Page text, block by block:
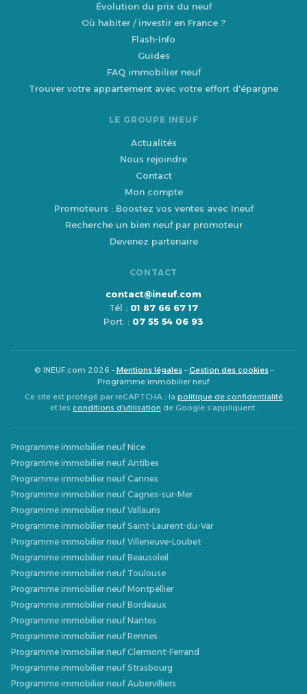
Évolution du prix du neuf
Où habiter / investir en France ?
Flash-Info
Guides
FAQ immobilier neuf
Trouver votre appartement avec votre effort d'épargne
LE GROUPE INEUF
Actualités
Nous rejoindre
Contact
Mon compte
Promoteurs : Boostez vos ventes avec Ineuf
Recherche un bien neuf par promoteur
Devenez partenaire
CONTACT
contact@ineuf.com
Tél : 01 87 66 67 17
Port. : 07 55 54 06 93
© INEUF.com 2026 –Mentions légales–Gestion des cookies–
Programme immobilier neuf
Ce site est protégé par reCAPTCHA : la politique de confidentialité
et les conditions d’utilisation de Google s’appliquent.
Programme immobilier neuf Nice
Programme immobilier neuf Antibes
Programme immobilier neuf Cannes
Programme immobilier neuf Cagnes-sur-Mer
Programme immobilier neuf Vallauris
Programme immobilier neuf Saint-Laurent-du-Var
Programme immobilier neuf Villeneuve-Loubet
Programme immobilier neuf Beausoleil
Programme immobilier neuf Toulouse
Programme immobilier neuf Montpellier
Programme immobilier neuf Bordeaux
Programme immobilier neuf Nantes
Programme immobilier neuf Rennes
Programme immobilier neuf Clermont-Ferrand
Programme immobilier neuf Strasbourg
Programme immobilier neuf Aubervilliers